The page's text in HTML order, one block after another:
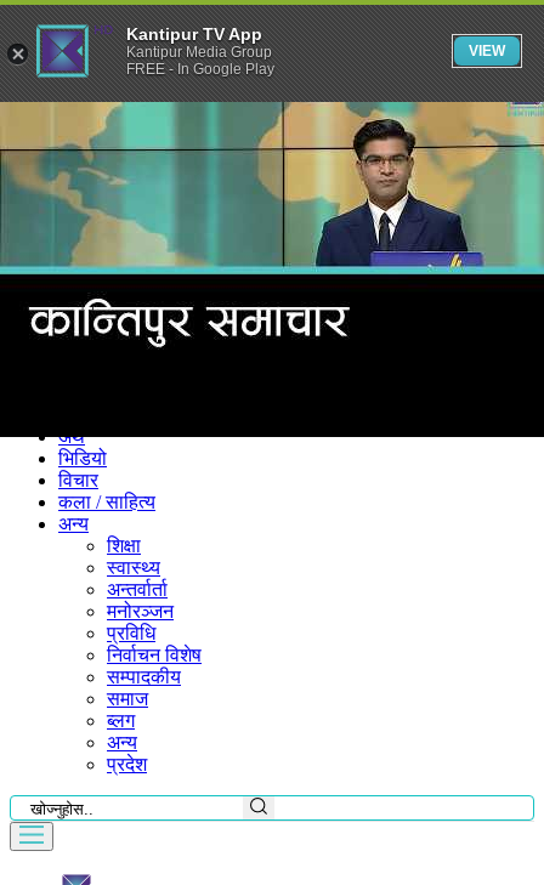
अर्थ
भिडियो
विचार
कला / साहित्य
अन्य
शिक्षा
स्वास्थ्य
अन्तर्वार्ता
मनोरञ्जन
प्रविधि
निर्वाचन विशेष
सम्पादकीय
समाज
ब्लग
अन्य
प्रदेश
Kantipur TV App
Kantipur Media Group
FREE - In Google Play
VIEW